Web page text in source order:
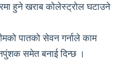
हुने खराब कोलेस्ट्रोल घटाउने
पातको सेवन गर्नाले काम
समेत बनाई दिन्छ ।